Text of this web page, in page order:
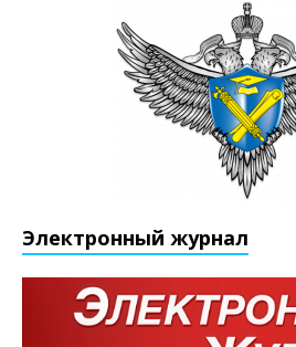
Электронный журнал